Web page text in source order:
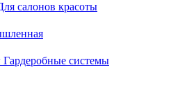
салонов красоты
Гардеробные системы